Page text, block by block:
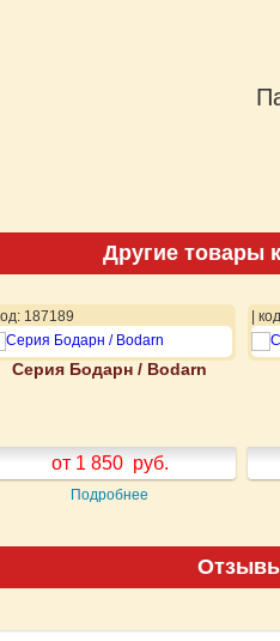
Другие товары
187189
Серия Бодарн / Bodarn
от 1 850 руб.
Подробнее
|